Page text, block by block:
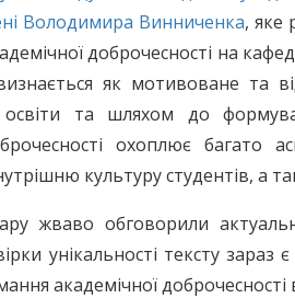
Володимира Винниченка, яке
доброчесності на
як мотивоване та
освіти та шляхом до
охоплює багато
культуру студентів, а
жваво обговорили
унікальності тексту
академічної доброчесності